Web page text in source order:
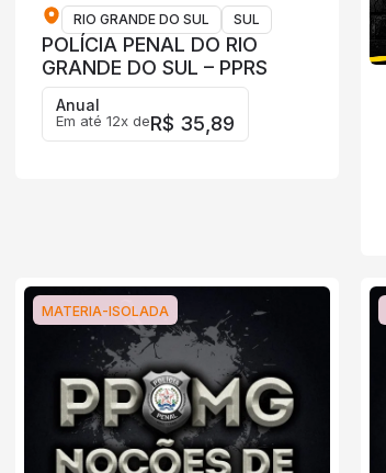
RIO GRANDE DO SUL SUL
POLÍCIA PENAL DO RIO
GRANDE DO SUL – PPRS
Anual
Em até 12x deR$ 35,89
MATERIA-ISOLADA